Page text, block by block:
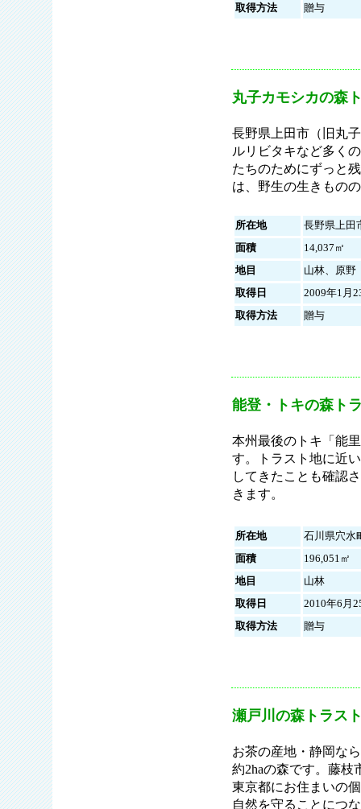
取得方法
贈与
丸子カモシカの森
長野県上田市（旧丸
ルリビタキなど多く
たちのためにずっと
は、野生の生きもの
所在地
長野県上田
面積
14,037㎡
地目
山林、原野
取得日
2009年1月
取得方法
贈与
能登・トキの森ト
本州最後のトキ「能
す。トラスト地に近
してきたことも確認
きます。
所在地
石川県穴水
面積
196,051㎡
地目
山林
取得日
2010年6月
取得方法
贈与
瀬戸川の森トラス
お茶の産地・静岡な
約2haの森です。藤枝
東京都にお住まいの
自然を守ることにつ